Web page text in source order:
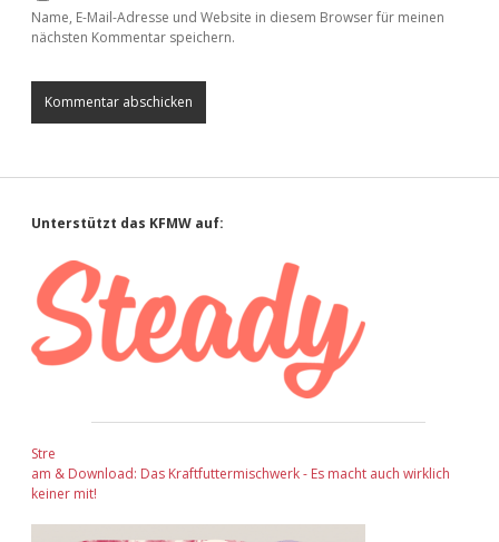
Name, E-Mail-Adresse und Website in diesem Browser für meinen
nächsten Kommentar speichern.
Sidebar
Unterstützt das KFMW auf:
Stre
am & Download: Das Kraftfuttermischwerk - Es macht auch wirklich
keiner mit!